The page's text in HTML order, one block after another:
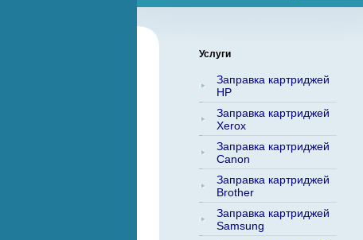
Услуги
Заправка картриджей
HP
Заправка картриджей
Xerox
Заправка картриджей
Canon
Заправка картриджей
Brother
Заправка картриджей
Samsung